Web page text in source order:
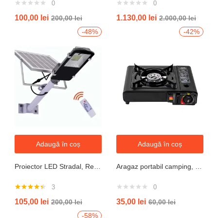
0
100,00 lei 200,00lei
0
1.130,00 lei 2.000,00lei
-48%
Adaugă în coș
4.33din 5
3
105,00 lei 200,00lei
-42%
Adaugă în coș
0
35,00 lei 60,00lei
-58%